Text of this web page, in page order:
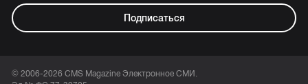
Подписаться
© 2006-2026 CMS Magazine Электронное СМИ.